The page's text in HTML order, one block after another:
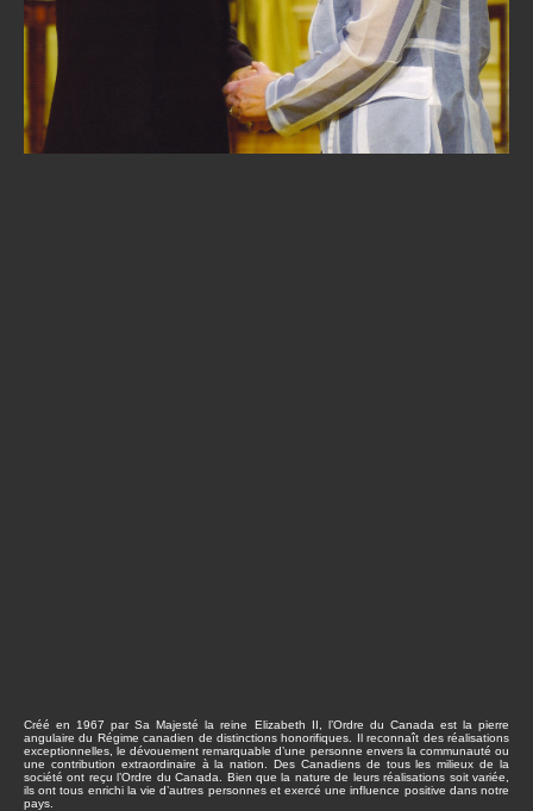
Créé en 1967 par Sa Majesté la reine Elizabeth II, l’Ordre du Canada est la pierre
angulaire du Régime canadien de distinctions honorifiques. Il reconnaît des réalisations
exceptionnelles, le dévouement remarquable d’une personne envers la communauté ou
une contribution extraordinaire à la nation. Des Canadiens de tous les milieux de la
société ont reçu l’Ordre du Canada. Bien que la nature de leurs réalisations soit variée,
ils ont tous enrichi la vie d’autres personnes et exercé une influence positive dans notre
pays.